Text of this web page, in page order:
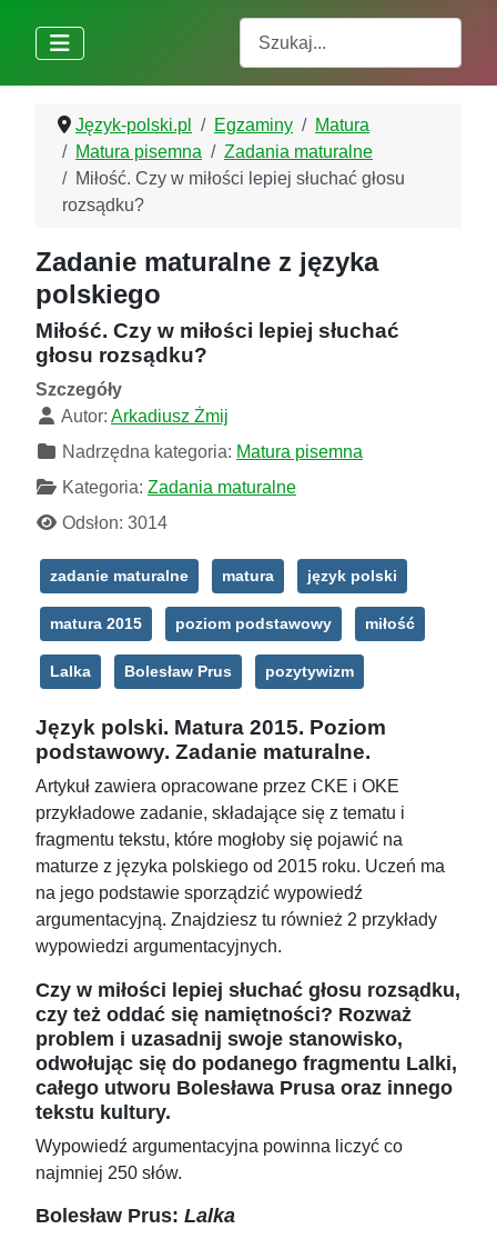
Język-polski.pl Egzaminy
Matura
Matura pisemna
Zadania maturalne
Miłość. Czy w miłości lepiej słuchać głosu
rozsądku?
Zadanie maturalne z języka
polskiego
Miłość. Czy w miłości lepiej słuchać
głosu rozsądku?
Szczegóły
Autor: Arkadiusz Żmij
Nadrzędna kategoria: Matura pisemna
Kategoria: Zadania maturalne
Odsłon: 3014
zadanie maturalne matura język polski
matura 2015 poziom podstawowy miłość
Lalka Bolesław Prus pozytywizm
Język polski. Matura 2015. Poziom
podstawowy. Zadanie maturalne.
Artykuł zawiera opracowane przez CKE i OKE
przykładowe zadanie, składające się z tematu i
fragmentu tekstu, które mogłoby się pojawić na
maturze z języka polskiego od 2015 roku. Uczeń ma
na jego podstawie sporządzić wypowiedź
argumentacyjną. Znajdziesz tu również 2 przykłady
wypowiedzi argumentacyjnych.
Czy w miłości lepiej słuchać głosu rozsądku,
czy też oddać się namiętności? Rozważ
problem i uzasadnij swoje stanowisko,
odwołując się do podanego fragmentu Lalki,
całego utworu Bolesława Prusa oraz innego
tekstu kultury.
Wypowiedź argumentacyjna powinna liczyć co
najmniej 250 słów.
Bolesław Prus: Lalka